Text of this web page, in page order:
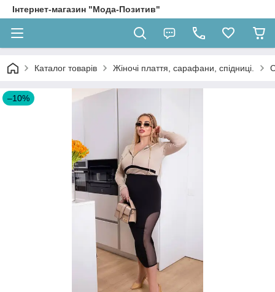
Інтернет-магазин "Мода-Позитив"
Каталог товарів Жіночі плаття, сарафани, спідниці.
–10%